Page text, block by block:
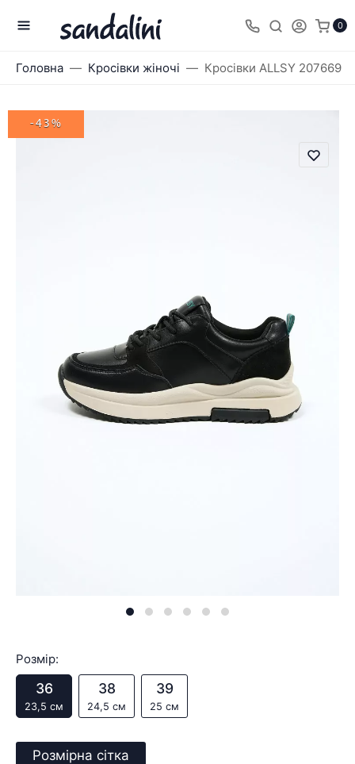
0
Головна Кросівки жіночі Кросівки ALLSY 207669
-43%
Розмір:
36
23,5 см
38
24,5 см
39
25 см
Розмірна сітка